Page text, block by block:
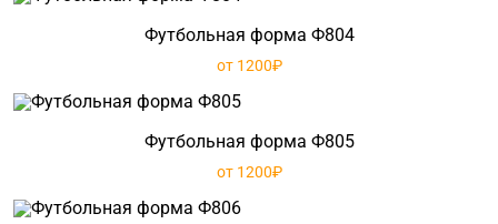
Футбольная форма Ф804
от 1200₽
Футбольная форма Ф805
от 1200₽